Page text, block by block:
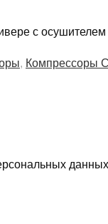
с осушителем
, Компрессоры
данных